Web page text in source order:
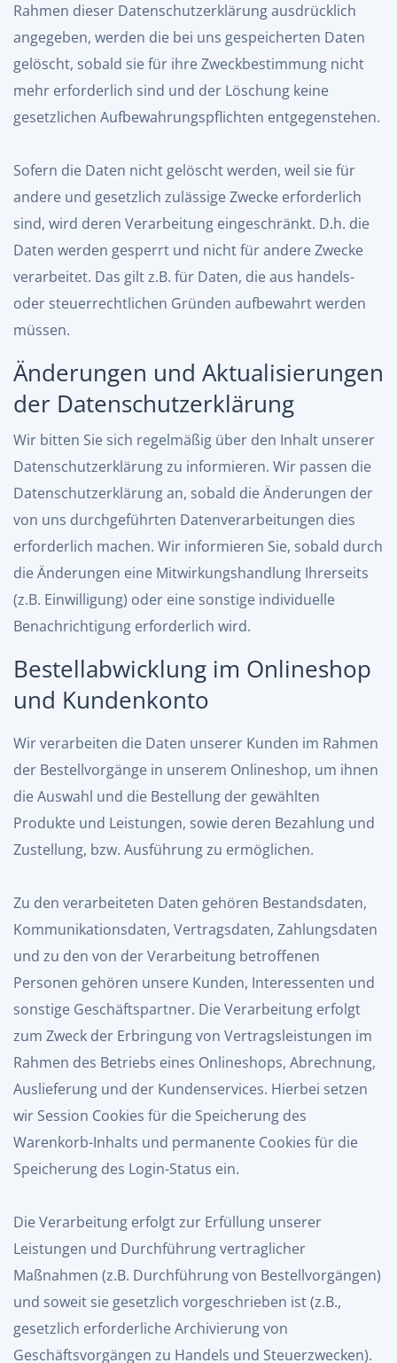
Rahmen dieser Datenschutzerklärung ausdrücklich
angegeben, werden die bei uns gespeicherten Daten
gelöscht, sobald sie für ihre Zweckbestimmung nicht
mehr erforderlich sind und der Löschung keine
gesetzlichen Aufbewahrungspflichten entgegenstehen.
Sofern die Daten nicht gelöscht werden, weil sie für
andere und gesetzlich zulässige Zwecke erforderlich
sind, wird deren Verarbeitung eingeschränkt. D.h. die
Daten werden gesperrt und nicht für andere Zwecke
verarbeitet. Das gilt z.B. für Daten, die aus handels-
oder steuerrechtlichen Gründen aufbewahrt werden
müssen.
Änderungen und Aktualisierungen
der Datenschutzerklärung
Wir bitten Sie sich regelmäßig über den Inhalt unserer
Datenschutzerklärung zu informieren. Wir passen die
Datenschutzerklärung an, sobald die Änderungen der
von uns durchgeführten Datenverarbeitungen dies
erforderlich machen. Wir informieren Sie, sobald durch
die Änderungen eine Mitwirkungshandlung Ihrerseits
(z.B. Einwilligung) oder eine sonstige individuelle
Benachrichtigung erforderlich wird.
Bestellabwicklung im Onlineshop
und Kundenkonto
Wir verarbeiten die Daten unserer Kunden im Rahmen
der Bestellvorgänge in unserem Onlineshop, um ihnen
die Auswahl und die Bestellung der gewählten
Produkte und Leistungen, sowie deren Bezahlung und
Zustellung, bzw. Ausführung zu ermöglichen.
Zu den verarbeiteten Daten gehören Bestandsdaten,
Kommunikationsdaten, Vertragsdaten, Zahlungsdaten
und zu den von der Verarbeitung betroffenen
Personen gehören unsere Kunden, Interessenten und
sonstige Geschäftspartner. Die Verarbeitung erfolgt
zum Zweck der Erbringung von Vertragsleistungen im
Rahmen des Betriebs eines Onlineshops, Abrechnung,
Auslieferung und der Kundenservices. Hierbei setzen
wir Session Cookies für die Speicherung des
Warenkorb-Inhalts und permanente Cookies für die
Speicherung des Login-Status ein.
Die Verarbeitung erfolgt zur Erfüllung unserer
Leistungen und Durchführung vertraglicher
Maßnahmen (z.B. Durchführung von Bestellvorgängen)
und soweit sie gesetzlich vorgeschrieben ist (z.B.,
gesetzlich erforderliche Archivierung von
Geschäftsvorgängen zu Handels und Steuerzwecken).